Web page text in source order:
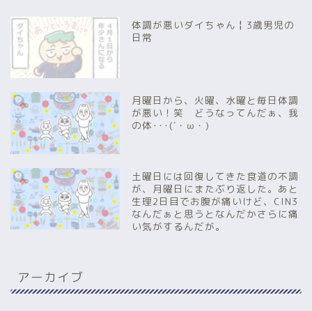
体調が悪いダイちゃん╏3歳男児の
日常
月曜日から、火曜、水曜と毎日体調
が悪い！笑 どうなってんだぁ、我
の体･･･(´・ω・)
土曜日には回復してきた食道の不調
が、月曜日にまたぶり返した。あと
生理2日目でお腹が痛いけど、CIN3
なんだぁと思うとなんだかさらに痛
い気がするんだが。
アーカイブ